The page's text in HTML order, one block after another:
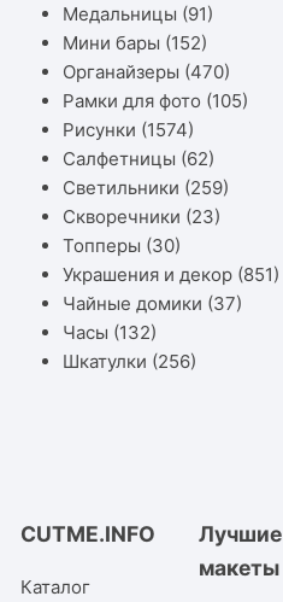
Медальницы (91)
Мини бары (152)
Органайзеры (470)
Рамки для фото (105)
Рисунки (1574)
Салфетницы (62)
Светильники (259)
Скворечники (23)
Топперы (30)
Украшения и декор (851)
Чайные домики (37)
Часы (132)
Шкатулки (256)
CUTME.INFO
Каталог
Лучшие
макеты